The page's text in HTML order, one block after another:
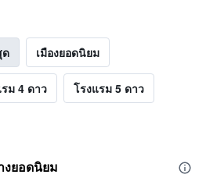
ด เมืองยอดนิยม
ม 4 ดาว โรงแรม 5 ดาว
งยอดนิยม